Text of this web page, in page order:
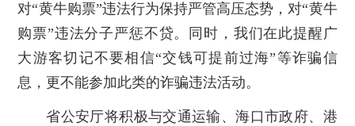
对“黄牛购票”违法行为保持严管高压态势，对“黄牛
购票”违法分子严惩不贷。同时，我们在此提醒广
大游客切记不要相信“交钱可提前过海”等诈骗信
息，更不能参加此类的诈骗违法活动。
省公安厅将积极与交通运输、海口市政府、港